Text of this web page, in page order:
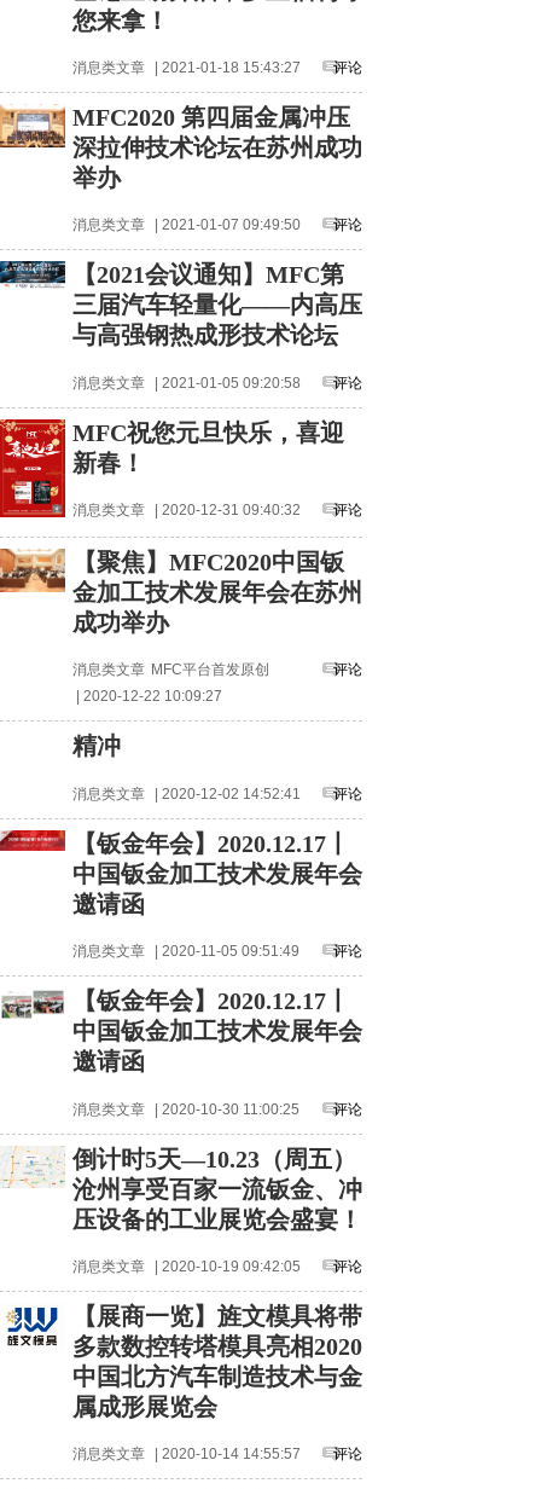
您来拿！
消息类文章 | 2021-01-18 15:43:27 评论
MFC2020 第四届金属冲压
深拉伸技术论坛在苏州成功
举办
消息类文章 | 2021-01-07 09:49:50 评论
【2021会议通知】MFC第
三届汽车轻量化——内高压
与高强钢热成形技术论坛
消息类文章 | 2021-01-05 09:20:58 评论
MFC祝您元旦快乐，喜迎
新春！
消息类文章 | 2020-12-31 09:40:32 评论
【聚焦】MFC2020中国钣
金加工技术发展年会在苏州
成功举办
消息类文章 MFC平台首发原创
| 2020-12-22 10:09:27
评论
精冲
消息类文章 | 2020-12-02 14:52:41 评论
【钣金年会】2020.12.17丨
中国钣金加工技术发展年会
邀请函
消息类文章 | 2020-11-05 09:51:49 评论
【钣金年会】2020.12.17丨
中国钣金加工技术发展年会
邀请函
消息类文章 | 2020-10-30 11:00:25 评论
倒计时5天—10.23（周五）
沧州享受百家一流钣金、冲
压设备的工业展览会盛宴！
消息类文章 | 2020-10-19 09:42:05 评论
【展商一览】旌文模具将带
多款数控转塔模具亮相2020
中国北方汽车制造技术与金
属成形展览会
消息类文章 | 2020-10-14 14:55:57 评论